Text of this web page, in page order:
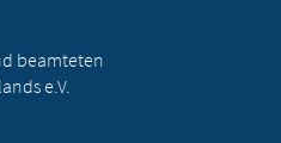
beamteten
e.V.